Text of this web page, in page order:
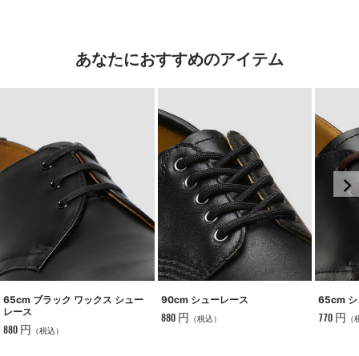
あなたにおすすめのアイテム
65cm ブラック ワックス シュー
レース
880 円 （税込）
90cm シューレース
880 円 （税込）
65cm シ
770 円